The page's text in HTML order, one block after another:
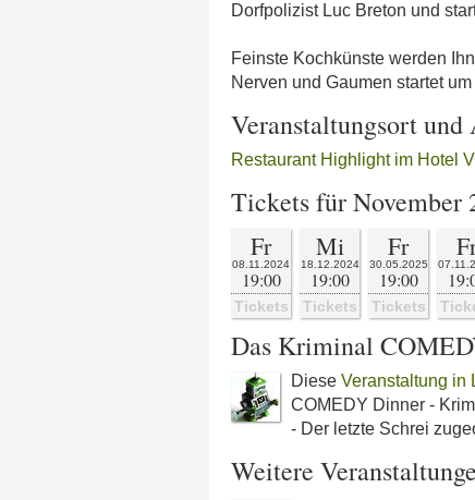
Dorfpolizist Luc Breton und
Feinste Kochkünste werden
Nerven und Gaumen startet
Veranstaltungsort und
Restaurant Highlight im Hotel
Tickets für November
Fr
08.11.2024
19:00
Tickets
Mi
18.12.2024
19:00
Tickets
Fr
30.05.2025
19:00
Tickets
Das Kriminal
Diese Veranstaltung in
COMEDY Dinner -
- Der letzte Schrei
Weitere